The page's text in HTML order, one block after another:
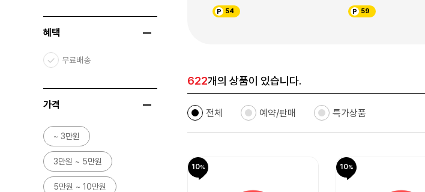
혜택
무료배송
가격
~ 3만원
3만원 ~ 5만원
5만원 ~ 10만원
54 59
622개의 상품이 있습니다.
전체 예약/판매 특가상품
10 10